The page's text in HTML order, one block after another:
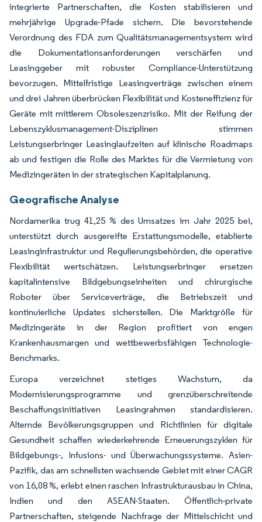
integrierte Partnerschaften, die Kosten stabilisieren und
mehrjährige Upgrade-Pfade sichern. Die bevorstehende
Verordnung des FDA zum Qualitätsmanagementsystem wird
die Dokumentationsanforderungen verschärfen und
Leasinggeber mit robuster Compliance-Unterstützung
bevorzugen. Mittelfristige Leasingverträge zwischen einem
und drei Jahren überbrücken Flexibilität und Kosteneffizienz für
Geräte mit mittlerem Obsoleszenzrisiko. Mit der Reifung der
Lebenszyklusmanagement-Disziplinen stimmen
Leistungserbringer Leasinglaufzeiten auf klinische Roadmaps
ab und festigen die Rolle des Marktes für die Vermietung von
Medizingeräten in der strategischen Kapitalplanung.
Geografische Analyse
Nordamerika trug 41,25 % des Umsatzes im Jahr 2025 bei,
unterstützt durch ausgereifte Erstattungsmodelle, etablierte
Leasinginfrastruktur und Regulierungsbehörden, die operative
Flexibilität wertschätzen. Leistungserbringer ersetzen
kapitalintensive Bildgebungseinheiten und chirurgische
Roboter über Serviceverträge, die Betriebszeit und
kontinuierliche Updates sicherstellen. Die Marktgröße für
Medizingeräte in der Region profitiert von engen
Krankenhausmargen und wettbewerbsfähigen Technologie-
Benchmarks.
Europa verzeichnet stetiges Wachstum, da
Modernisierungsprogramme und grenzüberschreitende
Beschaffungsinitiativen Leasingrahmen standardisieren.
Alternde Bevölkerungsgruppen und Richtlinien für digitale
Gesundheit schaffen wiederkehrende Erneuerungszyklen für
Bildgebungs-, Infusions- und Überwachungssysteme. Asien-
Pazifik, das am schnellsten wachsende Gebiet mit einer CAGR
von 16,08 %, erlebt einen raschen Infrastrukturausbau in China,
Indien und den ASEAN-Staaten. Öffentlich-private
Partnerschaften, steigende Nachfrage der Mittelschicht und